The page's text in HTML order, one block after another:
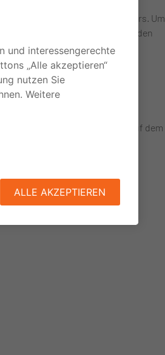
ist das Kalibrieren des Monitors. Um
Software an. Für den
(z.B. Hauttöne) bekannt sind, auf dem